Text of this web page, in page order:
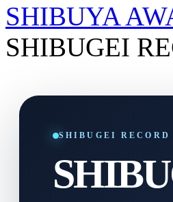
SHIBUYA
SHIBUGEI
SHIBUGEI RECORD